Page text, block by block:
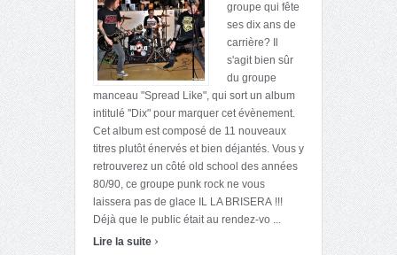
groupe qui fête
ses dix ans de
carrière? Il
s'agit bien sûr
du groupe
manceau "Spread Like", qui sort un album
intitulé ''Dix" pour marquer cet évènement.
Cet album est composé de 11 nouveaux
titres plutôt énervés et bien déjantés. Vous y
retrouverez un côté old school des années
80/90, ce groupe punk rock ne vous
laissera pas de glace IL LA BRISERA !!!
Déjà que le public était au rendez-vo ...
Lire la suite ›